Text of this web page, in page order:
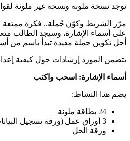
توجد نسخة ملونة ونسخة غير ملونة
مرّر الشريط وكوّن جُملة.. فكرة
على أسماء الإشارة، وسيجد الطالب
أجل تكوين جملة مفيدة تبدأ باسم من
يتضمن المورد إرشادات حول كيفية
أسماء الإشارة: اسحب واكتب
يضم هذا النشاط:
24 بطاقة ملونة
3 أوراق عمل (ورقة تسجيل البيانات)
ورقة الحل